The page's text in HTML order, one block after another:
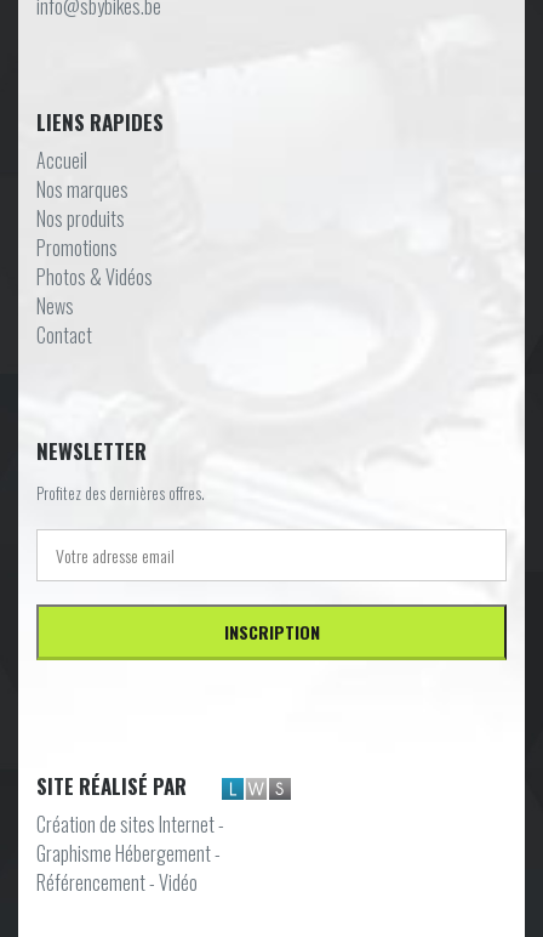
info@sbybikes.be
LIENS RAPIDES
Accueil
Nos marques
Nos produits
Promotions
Photos & Vidéos
News
Contact
NEWSLETTER
Profitez des dernières offres.
SITE RÉALISÉ PAR
Création de sites Internet -
Graphisme Hébergement -
Référencement - Vidéo